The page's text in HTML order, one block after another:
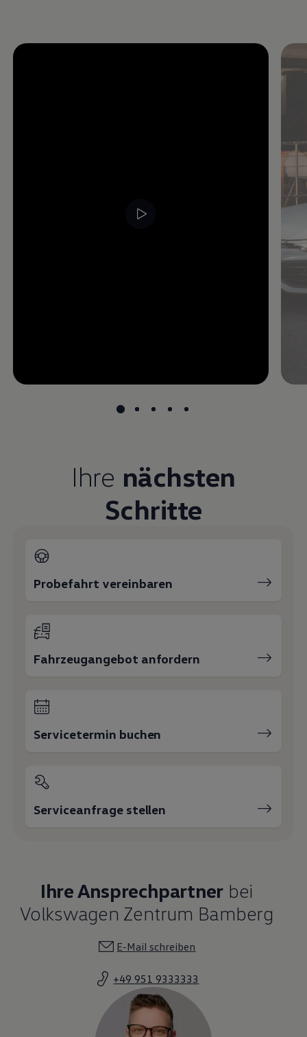
Ihre nächsten
Schritte
Probefahrt vereinbaren
Fahrzeugangebot anfordern
Servicetermin buchen
Serviceanfrage stellen
Ihre Ansprechpartner bei
Volkswagen Zentrum Bamberg
E-Mail schreiben
+49 951 9333333